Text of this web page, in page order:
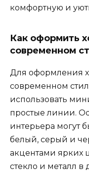
комфортную и
Как оформить
современном
Для оформления
современном
использовать
простые линии.
интерьера могут
белый, серый и
акцентами ярких
стекло и металл